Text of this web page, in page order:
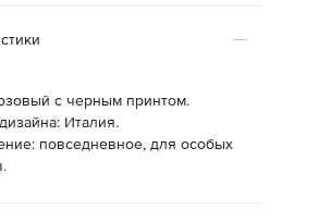
с черным принтом.
Италия.
повседневное, для особых